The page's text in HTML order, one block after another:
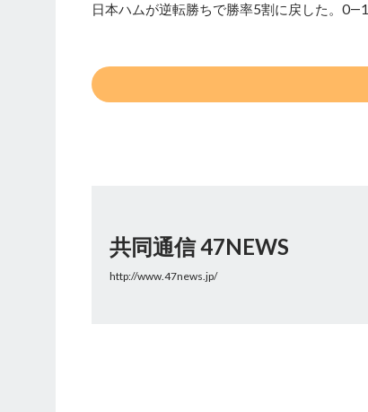
日本ハムが逆転勝ちで勝率5割に戻した。
共同通信 47NEWS
http://www.47news.jp/